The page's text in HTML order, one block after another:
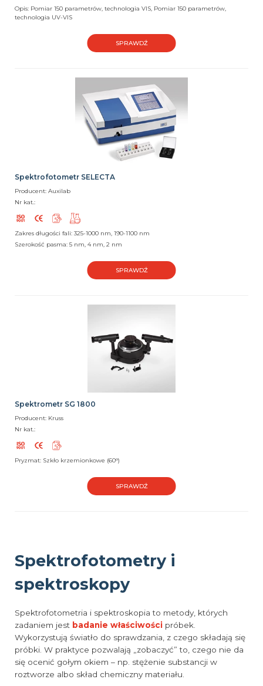
Opis: Pomiar 150 parametrów, technologia VIS, Pomiar 150 parametrów,
technologia UV-VIS
SPRAWDŹ
Spektrofotometr SELECTA
Producent: Auxilab
Nr kat.:
Zakres długości fali: 325-1000 nm, 190-1100 nm
Szerokość pasma: 5 nm, 4 nm, 2 nm
SPRAWDŹ
Spektrometr SG 1800
Producent: Kruss
Nr kat.:
Pryzmat: Szkło krzemionkowe (60°)
SPRAWDŹ
Spektrofotometry i
spektroskopy
Spektrofotometria i spektroskopia to metody, których
zadaniem jest badanie właściwości próbek.
Wykorzystują światło do sprawdzania, z czego składają się
próbki. W praktyce pozwalają „zobaczyć” to, czego nie da
się ocenić gołym okiem – np. stężenie substancji w
roztworze albo skład chemiczny materiału.